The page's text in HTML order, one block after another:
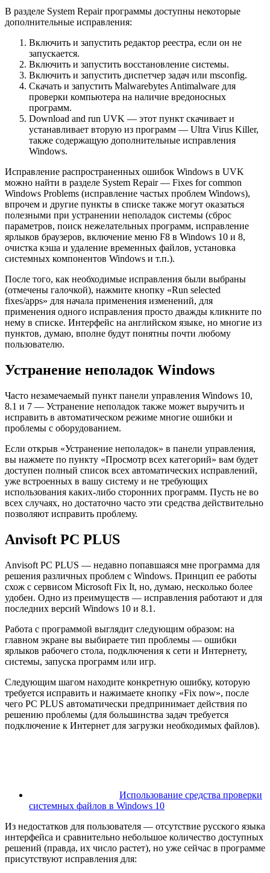
В разделе System Repair программы доступны некоторые
дополнительные исправления:
Включить и запустить редактор реестра, если он не
запускается.
Включить и запустить восстановление системы.
Включить и запустить диспетчер задач или msconfig.
Скачать и запустить Malwarebytes Antimalware для
проверки компьютера на наличие вредоносных
программ.
Download and run UVK — этот пункт скачивает и
устанавливает вторую из программ — Ultra Virus Killer,
также содержащую дополнительные исправления
Windows.
Исправление распространенных ошибок Windows в UVK
можно найти в разделе System Repair — Fixes for common
Windows Problems (исправление частых проблем Windows),
впрочем и другие пункты в списке также могут оказаться
полезными при устранении неполадок системы (сброс
параметров, поиск нежелательных программ, исправление
ярлыков браузеров, включение меню F8 в Windows 10 и 8,
очистка кэша и удаление временных файлов, установка
системных компонентов Windows и т.п.).
После того, как необходимые исправления были выбраны
(отмечены галочкой), нажмите кнопку «Run selected
fixes/apps» для начала применения изменений, для
применения одного исправления просто дважды кликните по
нему в списке. Интерфейс на английском языке, но многие из
пунктов, думаю, вполне будут понятны почти любому
пользователю.
Устранение неполадок Windows
Часто незамечаемый пункт панели управления Windows 10,
8.1 и 7 — Устранение неполадок также может выручить и
исправить в автоматическом режиме многие ошибки и
проблемы с оборудованием.
Если открыв «Устранение неполадок» в панели управления,
вы нажмете по пункту «Просмотр всех категорий» вам будет
доступен полный список всех автоматических исправлений,
уже встроенных в вашу систему и не требующих
использования каких-либо сторонних программ. Пусть не во
всех случаях, но достаточно часто эти средства действительно
позволяют исправить проблему.
Anvisoft PC PLUS
Anvisoft PC PLUS — недавно попавшаяся мне программа для
решения различных проблем с Windows. Принцип ее работы
схож с сервисом Microsoft Fix It, но, думаю, несколько более
удобен. Одно из преимуществ — исправления работают и для
последних версий Windows 10 и 8.1.
Работа с программой выглядит следующим образом: на
главном экране вы выбираете тип проблемы — ошибки
ярлыков рабочего стола, подключения к сети и Интернету,
системы, запуска программ или игр.
Следующим шагом находите конкретную ошибку, которую
требуется исправить и нажимаете кнопку «Fix now», после
чего PC PLUS автоматически предпринимает действия по
решению проблемы (для большинства задач требуется
подключение к Интернет для загрузки необходимых файлов).
Использование средства проверки
системных файлов в Windows 10
Из недостатков для пользователя — отсутствие русского языка
интерфейса и сравнительно небольшое количество доступных
решений (правда, их число растет), но уже сейчас в программе
присутствуют исправления для: